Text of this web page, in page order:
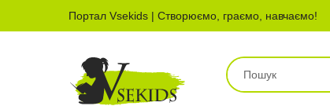
Портал Vsekids | Створюємо, граємо, навчаємо!